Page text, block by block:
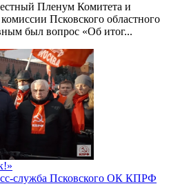
Пленум Комитета и
Псковского областного
был вопрос «Об итог...
служба Псковского ОК КПРФ